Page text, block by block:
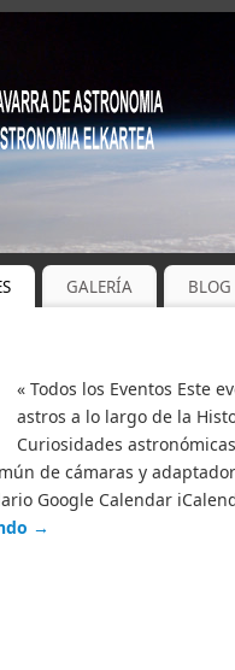
GALERÍA BLOG
« Todos los Eventos Este
astros a lo largo de la
Curiosidades
de cámaras y
Google Calendar
→